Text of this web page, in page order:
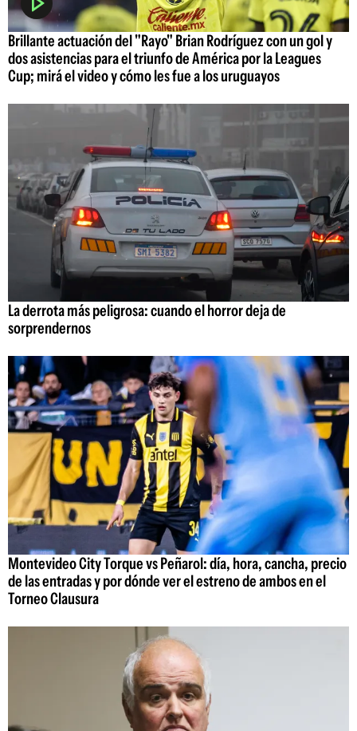
Brillante actuación del "Rayo" Brian Rodríguez con un gol y
dos asistencias para el triunfo de América por la Leagues
Cup; mirá el video y cómo les fue a los uruguayos
La derrota más peligrosa: cuando el horror deja de
sorprendernos
Montevideo City Torque vs Peñarol: día, hora, cancha, precio
de las entradas y por dónde ver el estreno de ambos en el
Torneo Clausura